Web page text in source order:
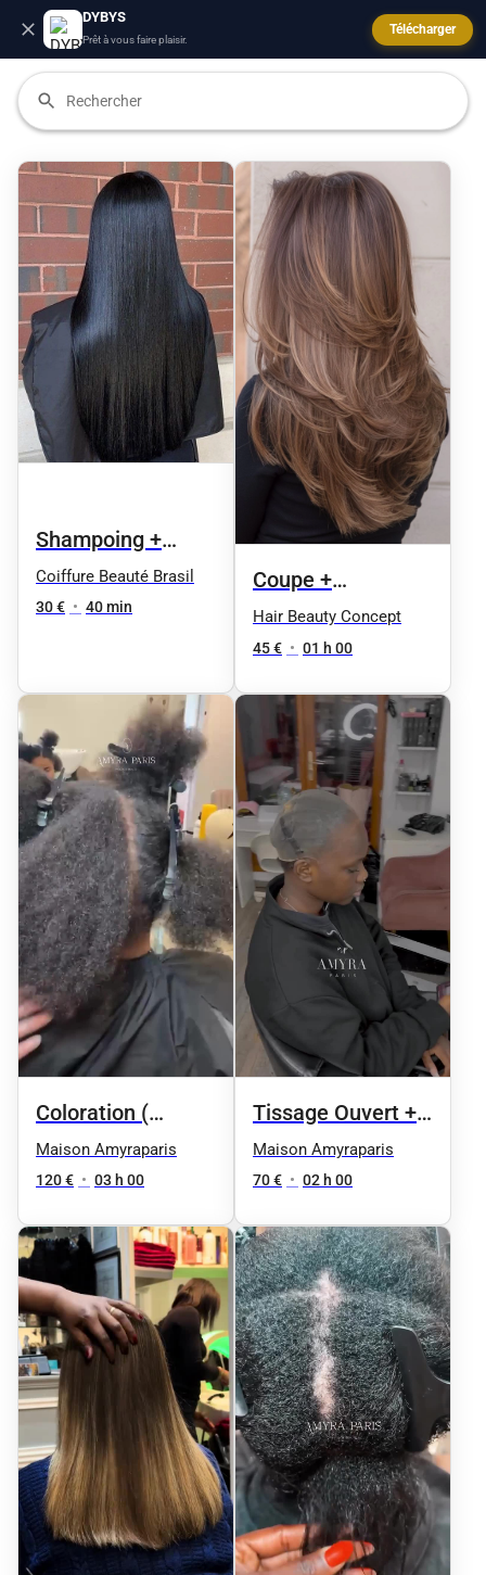
DYBYS
Prêt à vous faire plaisir.
Télécharger
Shampoing +
Coupe
Coiffure Beauté Brasil
30 € • 40 min
Coupe +
Shampoing +
Brushing
Hair Beauty Concept
45 € • 01 h 00
Coloration (
cheveux afro ) +
Soin + Coiffage
Maison Amyraparis
120 € • 03 h 00
Tissage Ouvert +
brushing ( pour
des meches deja
Maison Amyraparis
70 € • 02 h 00